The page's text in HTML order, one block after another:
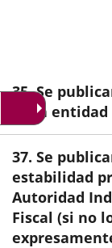
35. Se
de la
37. Se
estabilidad
Autoridad
Fiscal (si no